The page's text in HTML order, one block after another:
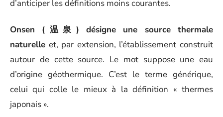
d’anticiper les définitions moins courantes.
Onsen (温泉) désigne une source thermale
naturelle et, par extension, l’établissement construit
autour de cette source. Le mot suppose une eau
d’origine géothermique. C’est le terme générique,
celui qui colle le mieux à la définition « thermes
japonais ».